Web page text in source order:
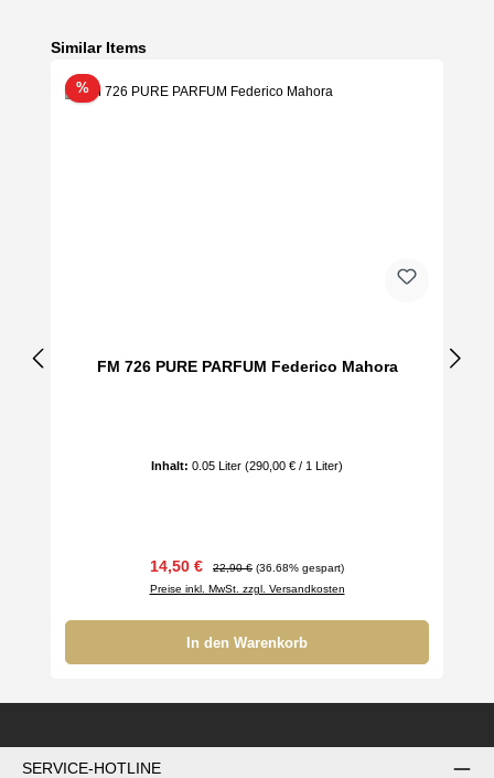
Produktgalerie überspringen
Similar Items
%Rabatt
FM 726 PURE PARFUM Federico Mahora
Inhalt: 0.05 Liter (290,00 € / 1 Liter)
Verkaufspreis:
14,50 € Regulärer Preis:
22,90 € (36.68% gespart)
Preise inkl. MwSt. zzgl. Versandkosten
In den Warenkorb
SERVICE-HOTLINE